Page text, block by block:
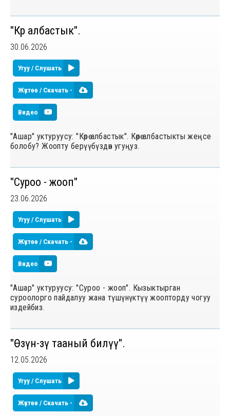
"Көрө албастык".
30.06.2026
Угуу / Слушать
Жүктөө / Скачать -
Видео
"Ашар" уктуруусу: "Көрө албастык". Көрө албастыкты жеңсе
болобу? Жоопту берүүбүздөн угуңуз.
"Суроо - жооп"
23.06.2026
Угуу / Слушать
Жүктөө / Скачать -
Видео
"Ашар" уктуруусу: "Суроо - жооп". Кызыктырган
суроолорго пайдалуу жана түшүнүктүү жоопторду чогуу
издейбиз.
"Өзүн-өзү тааный билүү".
12.05.2026
Угуу / Слушать
Жүктөө / Скачать -